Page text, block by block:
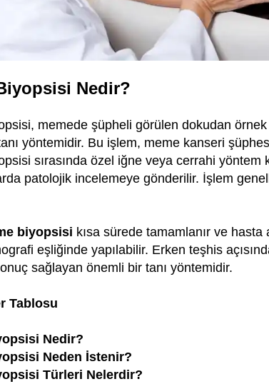
Nedir?
memede şüpheli görülen dokudan
yöntemidir. Bu işlem, meme kanseri
sırasında özel iğne veya cerrahi yöntem
patolojik incelemeye gönderilir. İşlem
biyopsisi kısa sürede tamamlanır ve
eşliğinde yapılabilir. Erken teşhis
sağlayan önemli bir tanı yöntemidir.
Tablosu
Nedir?
Neden İstenir?
Türleri Nelerdir?